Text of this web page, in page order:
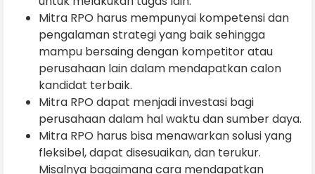
Mitra RPO harus mempunyai kompetensi dan
pengalaman strategi yang baik sehingga
mampu bersaing dengan kompetitor atau
perusahaan lain dalam mendapatkan calon
kandidat terbaik.
Mitra RPO dapat menjadi investasi bagi
perusahaan dalam hal waktu dan sumber daya.
Mitra RPO harus bisa menawarkan solusi yang
fleksibel, dapat disesuaikan, dan terukur.
Misalnya bagaimana cara mendapatkan